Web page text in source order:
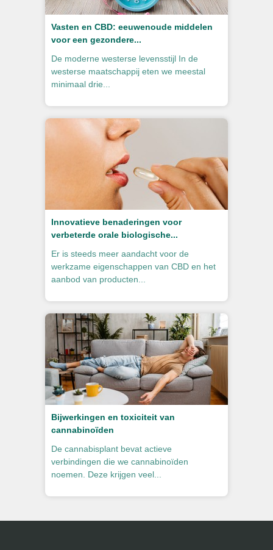
Vasten en CBD: eeuwenoude middelen
voor een gezondere...
De moderne westerse levensstijl In de
westerse maatschappij eten we meestal
minimaal drie...
Innovatieve benaderingen voor
verbeterde orale biologische...
Er is steeds meer aandacht voor de
werkzame eigenschappen van CBD en het
aanbod van producten...
Bijwerkingen en toxiciteit van
cannabinoïden
De cannabisplant bevat actieve
verbindingen die we cannabinoïden
noemen. Deze krijgen veel...